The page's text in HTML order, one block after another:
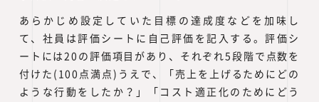
あらかじめ設定していた目標の達成度などを加味し
て、社員は評価シートに自己評価を記入する。評価シ
ートには20の評価項目があり、それぞれ5段階で点数を
付けた(100点満点)うえで、「売上を上げるためにどの
ような行動をしたか？」「コスト適正化のためにどう